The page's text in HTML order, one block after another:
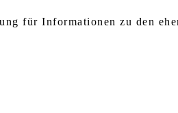
für Informationen zu den